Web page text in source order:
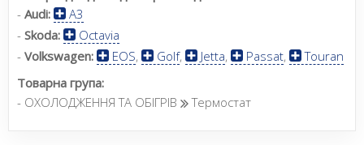
- Audi:
A3
- Skoda:
Octavia
- Volkswagen: EOS, Golf, Jetta, Passat,
Touran
Товарна група:
- ОХОЛОДЖЕННЯ ТА ОБІГРІВ
Термостат